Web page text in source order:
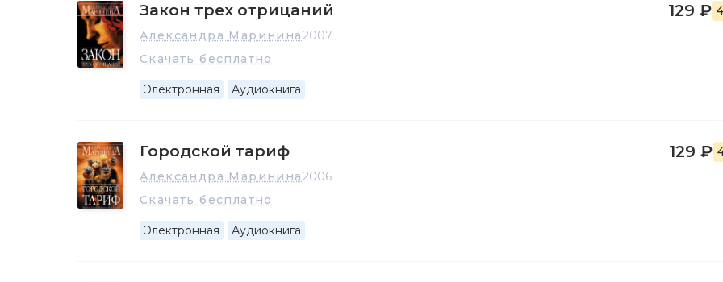
Закон трех отрицаний
Александра Маринина2007
Скачать бесплатно
Электронная Аудиокнига
129 ₽
Городской тариф
Александра Маринина2006
Скачать бесплатно
Электронная Аудиокнига
129 ₽